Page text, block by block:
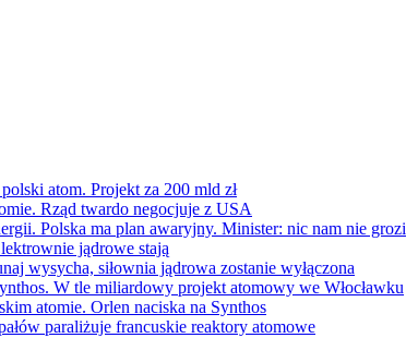
atom. Projekt za 200 mld zł
Rząd twardo negocjuje z USA
Polska ma plan awaryjny. Minister: nic nam nie grozi
jądrowe stają
wysycha, siłownia jądrowa zostanie wyłączona
W tle miliardowy projekt atomowy we Włocławku
atomie. Orlen naciska na Synthos
paraliżuje francuskie reaktory atomowe